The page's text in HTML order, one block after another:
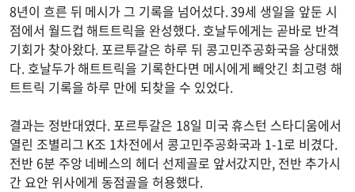
8년이 흐른 뒤 메시가 그 기록을 넘어섰다. 39세 생일을 앞둔 시
점에서 월드컵 해트트릭을 완성했다. 호날두에게는 곧바로 반격
기회가 찾아왔다. 포르투갈은 하루 뒤 콩고민주공화국을 상대했
다. 호날두가 해트트릭을 기록한다면 메시에게 빼앗긴 최고령 해
트트릭 기록을 하루 만에 되찾을 수 있었다.
결과는 정반대였다. 포르투갈은 18일 미국 휴스턴 스타디움에서
열린 조별리그 K조 1차전에서 콩고민주공화국과 1-1로 비겼다.
전반 6분 주앙 네베스의 헤더 선제골로 앞서갔지만, 전반 추가시
간 요안 위사에게 동점골을 허용했다.